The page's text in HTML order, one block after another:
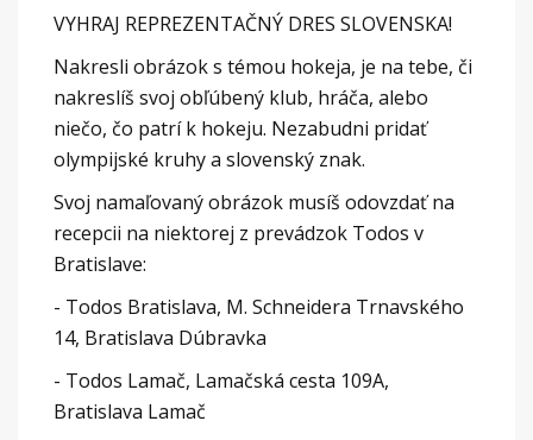
VYHRAJ REPREZENTAČNÝ DRES SLOVENSKA!
Nakresli obrázok s témou hokeja, je na tebe, či
nakreslíš svoj obľúbený klub, hráča, alebo
niečo, čo patrí k hokeju. Nezabudni pridať
olympijské kruhy a slovenský znak.
Svoj namaľovaný obrázok musíš odovzdať na
recepcii na niektorej z prevádzok Todos v
Bratislave:
- Todos Bratislava, M. Schneidera Trnavského
14, Bratislava Dúbravka
- Todos Lamač, Lamačská cesta 109A,
Bratislava Lamač